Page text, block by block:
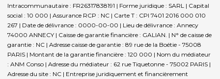
Intracommunautaire : FR26317838191 | Forme juridique : SARL | Capital
social : 10 000 | Assurance RCP : NC | Carte T : CPI 7401 2016 000 010
267 | Date de délivrance : 0000-00-00 | Lieu de délivrance : Annecy
74000 ANNECY | Caisse de garantie financière : GALIAN. | N° de caisse de
garantie : NC | Adresse caisse de garantie : 89 rue de la Boétie - 75008
PARIS | Montant de la garantie financière : 120 000 | Nom du médiateur
: ANM Conso | Adresse du médiateur : 62 rue Tiquetonne - 75002 PARIS |
Adresse du site : NC | Entreprise juridiquement et financièrement